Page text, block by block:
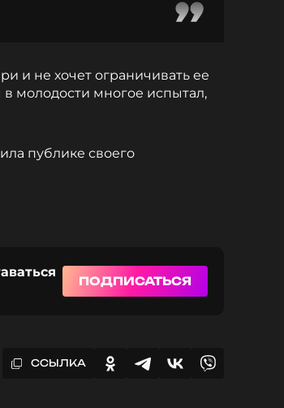
и не хочет ограничивать ее
молодости многое испытал,
публике своего
ПОДПИСАТЬСЯ
ССЫЛКА